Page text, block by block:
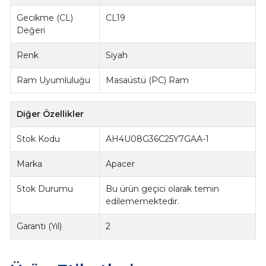
Gecikme (CL)
Değeri
CL19
Renk Siyah
Ram Uyumluluğu Masaüstü (PC) Ram
Diğer Özellikler
Stok Kodu AH4U08G36C25Y7GAA-1
Marka Apacer
Stok Durumu
Bu ürün geçici olarak temin
edilememektedir.
Garanti (Yıl) 2